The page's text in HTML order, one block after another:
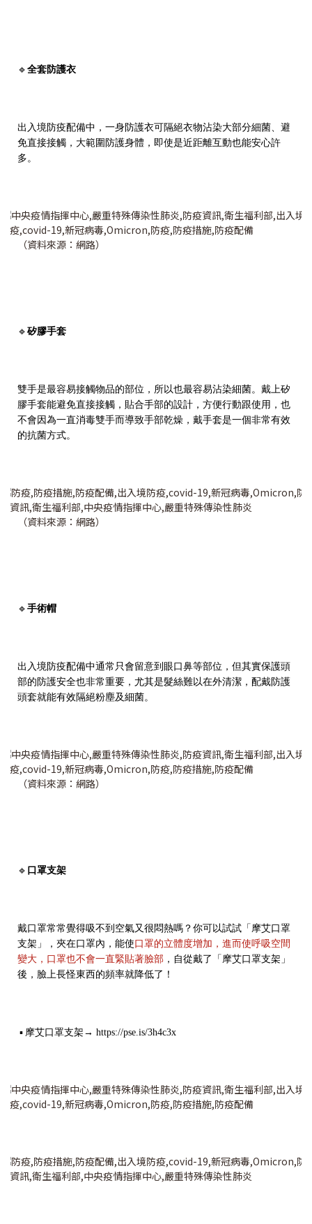
🔹 全套防護衣
出入境防疫配備中，一身防護衣可隔絕衣物沾染大部分細菌、避
免直接接觸，大範圍防護身體，即使是近距離互動也能安心許
多。
（資料來源：網路）
🔹 矽膠手套
雙手是最容易接觸物品的部位，所以也最容易沾染細菌。戴上矽
膠手套能避免直接接觸，貼合手部的設計，方便行動跟使用，也
不會因為一直消毒雙手而導致手部乾燥，戴手套是一個非常有效
的抗菌方式。
（資料來源：網路）
🔹 手術帽
出入境防疫配備中通常只會留意到眼口鼻等部位，但其實保護頭
部的防護安全也非常重要，尤其是髮絲難以在外清潔，配戴防護
頭套就能有效隔絕粉塵及細菌。
（資料來源：網路）
🔹 口罩支架
戴口罩常常覺得吸不到空氣又很悶熱嗎？你可以試試「摩艾口罩
支架」，夾在口罩內，能使 口罩的立體度增加，進而使呼吸空間
變大，口罩也不會一直緊貼著臉部 ，自從戴了「摩艾口罩支架」
後，臉上長怪東西的頻率就降低了！
▪ 摩艾口罩支架→ https://pse.is/3h4c3x